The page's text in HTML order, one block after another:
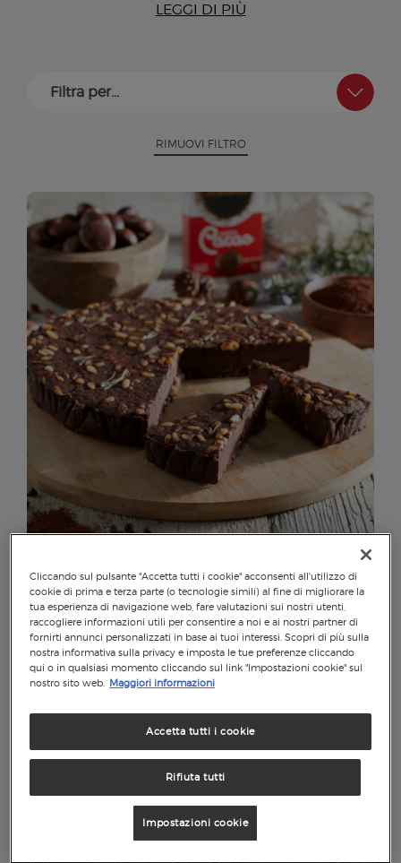
cioccolato. Queste preparazioni incanteranno dal
primo assaggio e ingolosiranno morso dopo morso.
gocce di cioccolato firmate Perugina®
LEGGI DI PIÙ
Filtra per...
RIMUOVI FILTRO
12 65 20
Cliccando sul pulsante "Accetta tutti i cookie" acconsenti all'utilizzo di
cookie di prima e terza parte (o tecnologie simili) al fine di migliorare la
tua esperienza di navigazione web, fare valutazioni sui nostri utenti,
raccogliere informazioni utili per consentire a noi e ai nostri partner di
fornirti annunci personalizzati in base ai tuoi interessi. Scopri di più sulla
nostra informativa sulla privacy e imposta le tue preferenze cliccando
qui o in qualsiasi momento cliccando sul link "Impostazioni cookie" sul
nostro sito web. Maggiori informazioni
Rifiuta tutti
Accetta tutti i cookie
Impostazioni cookie